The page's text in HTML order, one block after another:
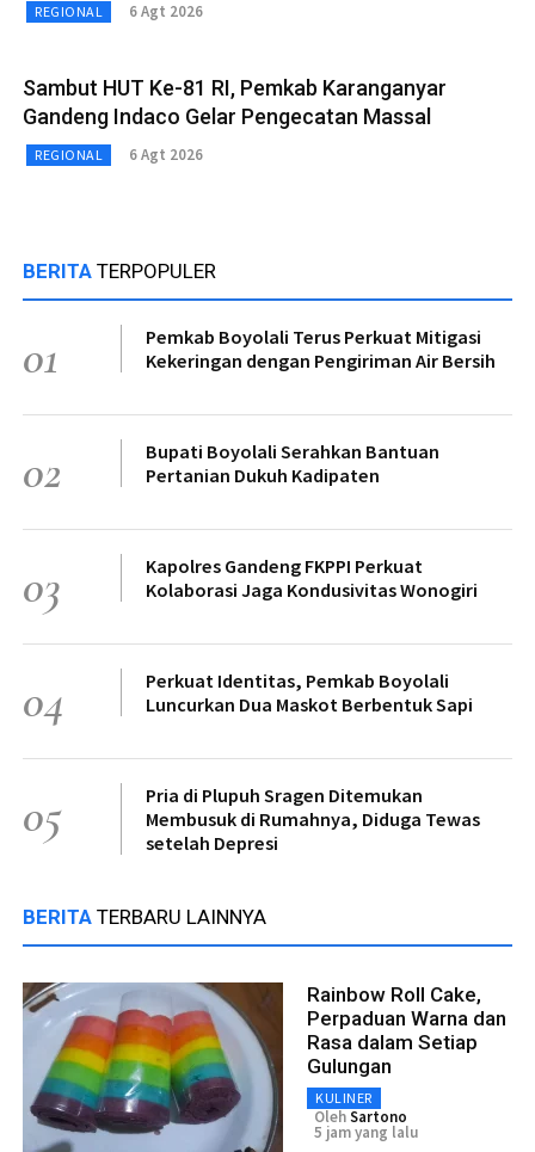
REGIONAL 6 Agt 2026
Sambut HUT Ke-81 RI, Pemkab Karanganyar
Gandeng Indaco Gelar Pengecatan Massal
REGIONAL 6 Agt 2026
BERITA TERPOPULER
01
Pemkab Boyolali Terus Perkuat Mitigasi
Kekeringan dengan Pengiriman Air Bersih
02
Bupati Boyolali Serahkan Bantuan
Pertanian Dukuh Kadipaten
03
Kapolres Gandeng FKPPI Perkuat
Kolaborasi Jaga Kondusivitas Wonogiri
04
Perkuat Identitas, Pemkab Boyolali
Luncurkan Dua Maskot Berbentuk Sapi
05
Pria di Plupuh Sragen Ditemukan
Membusuk di Rumahnya, Diduga Tewas
setelah Depresi
BERITA TERBARU LAINNYA
Rainbow Roll Cake,
Perpaduan Warna dan
Rasa dalam Setiap
Gulungan
KULINER
OlehSartono
5 jam yang lalu